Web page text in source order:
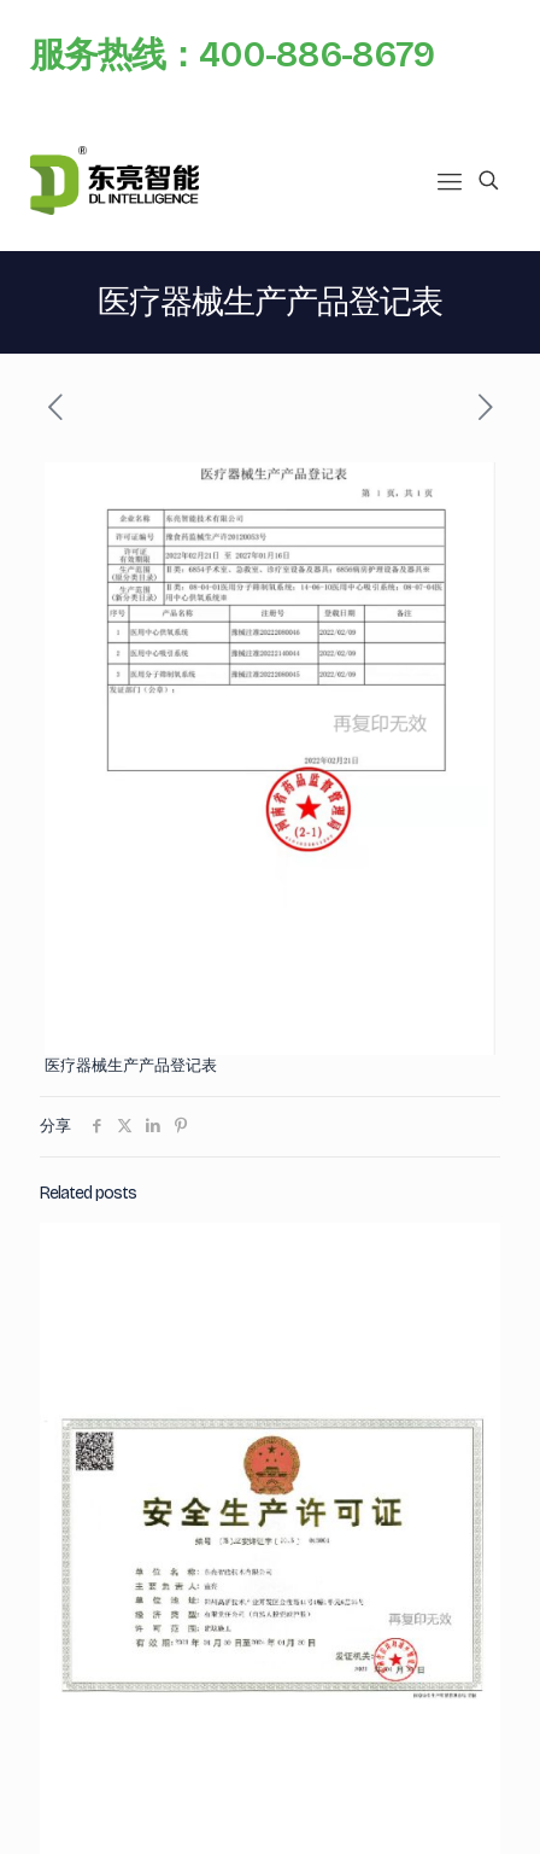
服务热线：400-886-8679
医疗器械生产产品登记表
医疗器械生产产品登记表
分享
Related posts